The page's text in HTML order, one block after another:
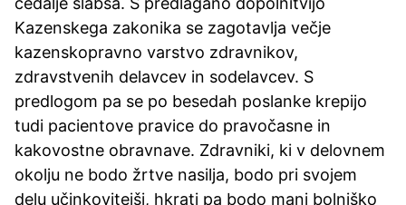
Kazenskega zakonika se zagotavlja večje
kazenskopravno varstvo zdravnikov,
zdravstvenih delavcev in sodelavcev. S
predlogom pa se po besedah poslanke krepijo
tudi pacientove pravice do pravočasne in
kakovostne obravnave. Zdravniki, ki v delovnem
okolju ne bodo žrtve nasilja, bodo pri svojem
delu učinkovitejši, hkrati pa bodo manj bolniško